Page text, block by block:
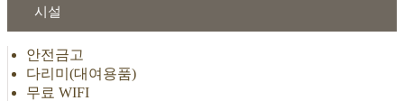
시설
안전금고
다리미(대여용품)
무료 WIFI